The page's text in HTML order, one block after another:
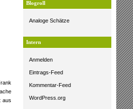
Blogroll
Analoge Schätze
Intern
Anmelden
Eintrags-Feed
Kommentar-Feed
WordPress.org
aus